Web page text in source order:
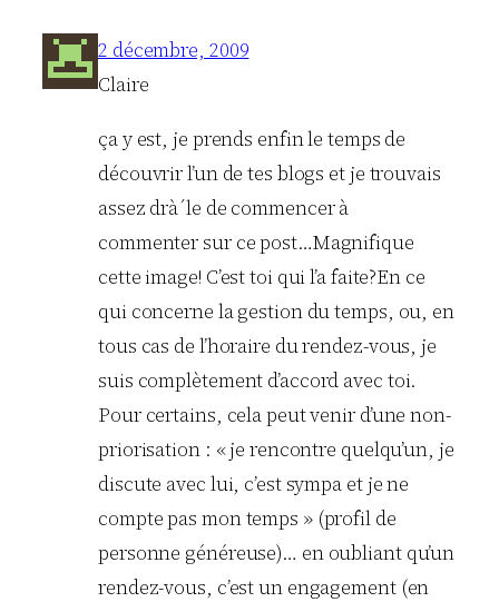
2 décembre, 2009
Claire
ça y est, je prends enfin le temps de
découvrir l’un de tes blogs et je trouvais
assez drà´le de commencer à
commenter sur ce post…Magnifique
cette image! C’est toi qui l’a faite?En ce
qui concerne la gestion du temps, ou, en
tous cas de l’horaire du rendez-vous, je
suis complètement d’accord avec toi.
Pour certains, cela peut venir d’une non-
priorisation : « je rencontre quelqu’un, je
discute avec lui, c’est sympa et je ne
compte pas mon temps » (profil de
personne généreuse)… en oubliant qu’un
rendez-vous, c’est un engagement (en